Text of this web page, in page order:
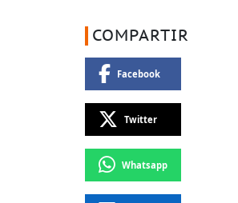
COMPARTIR
Facebook
Twitter
Whatsapp